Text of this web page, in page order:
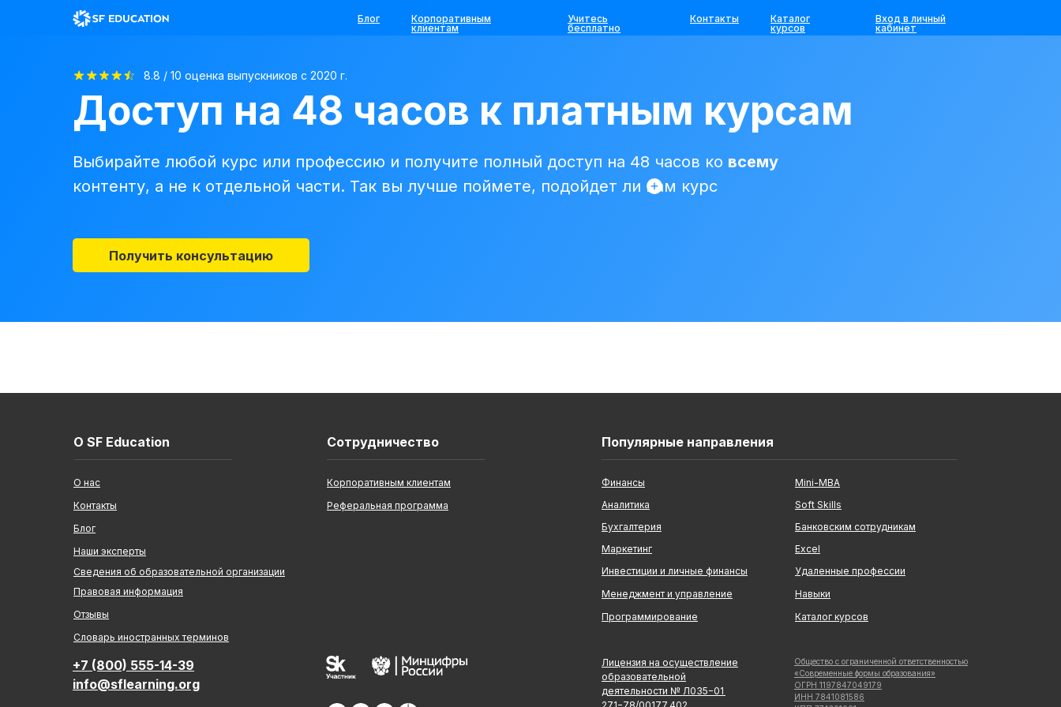
Блог
Каталог
курсов
Вход в личный
кабинет
Контакты
Корпоративным
клиентам
Учитесь
бесплатно
Доступ на 48 часов к платным курсам
Получить консультацию
Выбирайте любой курс или профессию и получите полный доступ на 48 часов ко всему
контенту, а не к отдельной части. Так вы лучше поймете, подойдет ли вам курс
8.8 / 10 оценка выпускников с 2020 г.
О SF Education Сотрудничество
Реферальная программа
Наши эксперты
Правовая информация
Корпоративным клиентам
Контакты
Блог
Сведения об образовательной организации
+7 (800) 555-14-39
info@sflearning.org
О нас
Лицензия на осуществление
образовательной
деятельности № Л035−01
Общество с ограниченной ответственностью
«Современные формы образования»
ОГРН 1197847049179
ИНН 7841081586
Отзывы
Cловарь иностранных терминов
Популярные направления
Маркетинг
Инвестиции и личные финансы
Менеджмент и управление
Программирование
Аналитика
Бухгалтерия
Финансы Mini-MBA
Банковским сотрудникам
Soft Skills
Каталог курсов
Навыки
Удаленные профессии
Excel